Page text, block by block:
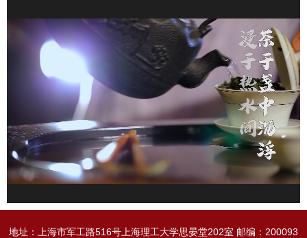
地址：上海市军工路516号上海理工大学思晏堂202室 邮编：200093